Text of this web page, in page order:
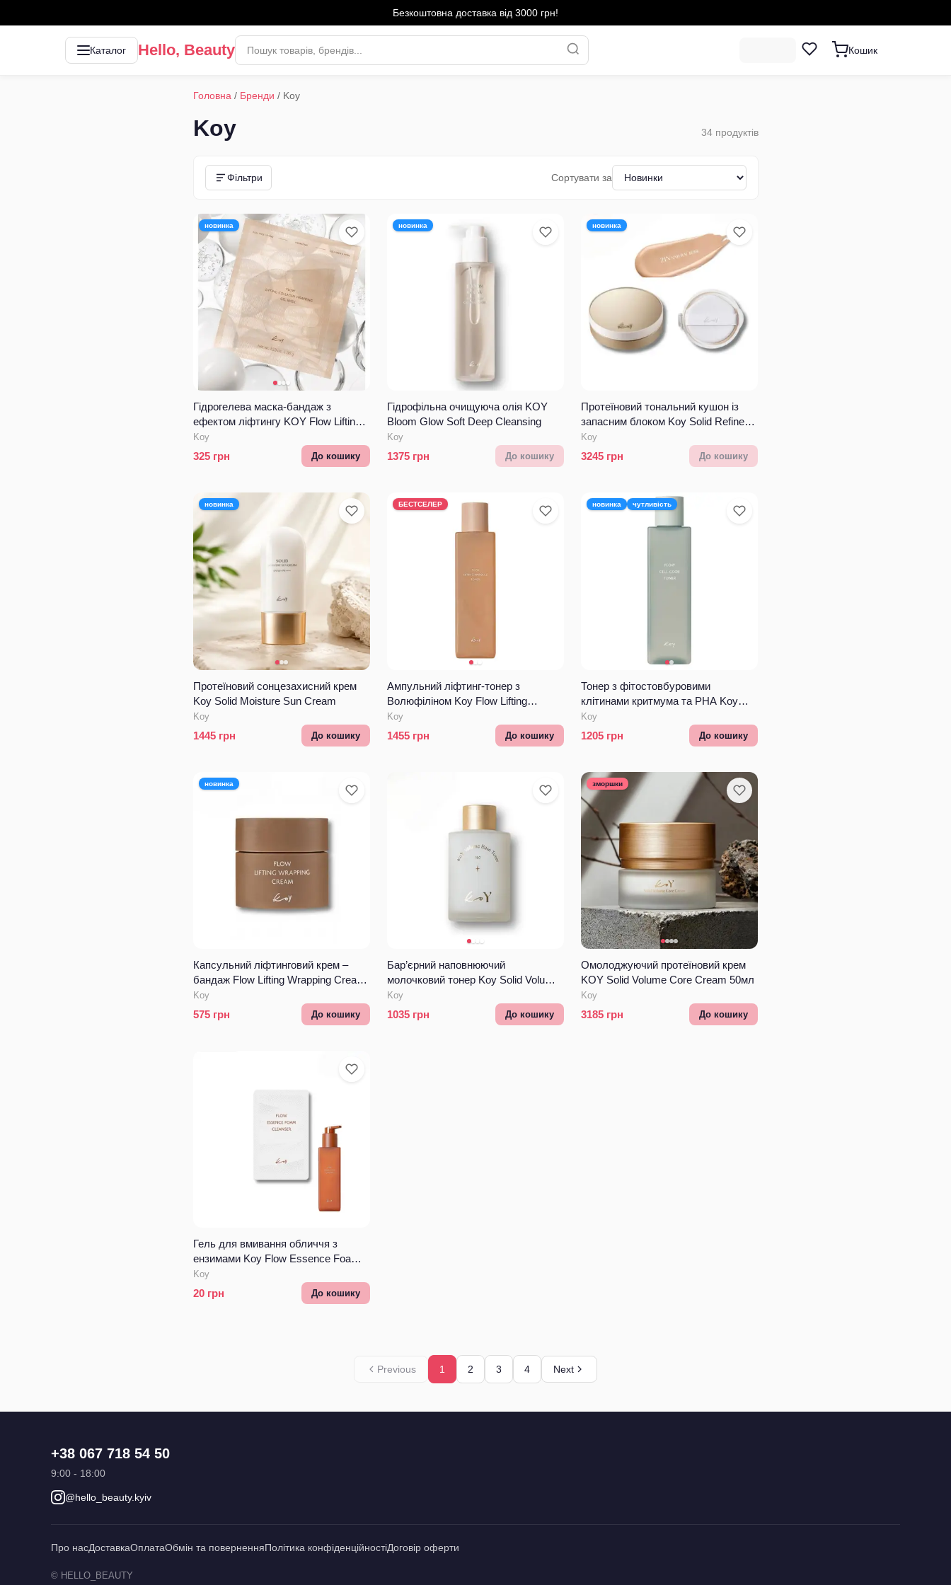
Безкоштовна доставка від 3000 грн!
Каталог Hello, Beauty Кошик
Головна / Бренди / Koy
Koy 34продуктів
Фільтри Сортувати за
новинка
Гідрогелева маска-бандаж з
ефектом ліфтингу KOY Flow Lifting
Collagen Wrapping Gel Mask
Koy
325грн До кошику
новинка
Гідрофільна очищуюча олія KOY
Bloom Glow Soft Deep Cleansing
Koy
1375грн До кошику
новинка
Протеїновий тональний кушон із
запасним блоком Koy Solid Refined
Skin Texture Cushion 21N Natural
Beige 13 г +13 г
Koy
3245 грн До кошику
новинка
Протеїновий сонцезахисний крем
Koy Solid Moisture Sun Cream
Koy
1445грн До кошику
БЕСТСЕЛЕР
Ампульний ліфтинг-тонер з
Волюфіліном Koy Flow Lifting
Ampoule Toner
Koy
1455грн До кошику
новинка чутливість
Тонер з фітостовбуровими
клітинами критмума та PHA Koy
Flow Cell-Code Toner
Koy
1205 грн До кошику
новинка
Капсульний ліфтинговий крем –
бандаж Flow Lifting Wrapping Cream
Мініатюра
Koy
575грн До кошику
Бар’єрний наповнюючий
молочковий тонер Koy Solid Volume
Base Toner
Koy
1035грн До кошику
зморшки
Омолоджуючий протеїновий крем
KOY Solid Volume Core Cream 50мл
Koy
3185 грн До кошику
Гель для вмивання обличчя з
ензимами Koy Flow Essence Foam
Cleanser ТЕСТЕР
Koy
20грн До кошику
Previous 1 2 3 4 Next
+38 067 718 54 50
9:00 - 18:00
@hello_beauty.kyiv
Про насДоставкаОплатаОбмін та поверненняПолітика конфіденційностіДоговір оферти
© HELLO_BEAUTY